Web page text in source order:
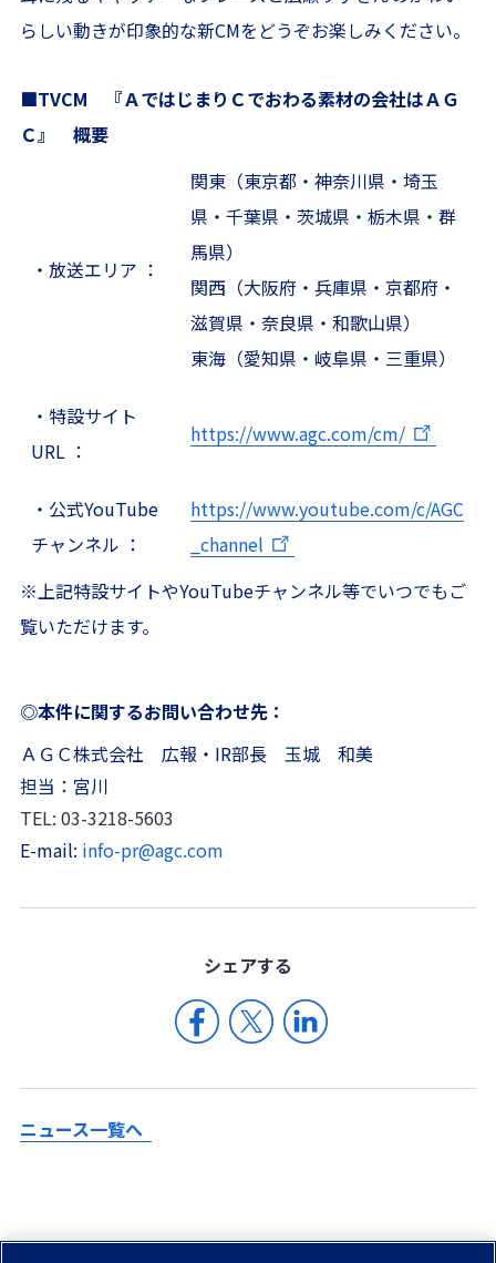
らしい動きが印象的な新CMをどうぞお楽しみください。
■TVCM 『ＡではじまりＣでおわる素材の会社はＡＧ
Ｃ』 概要
・放送エリア ：
関東（東京都・神奈川県・埼玉
県・千葉県・茨城県・栃木県・群
馬県）
関西（大阪府・兵庫県・京都府・
滋賀県・奈良県・和歌山県）
東海（愛知県・岐阜県・三重県）
・特設サイト
URL ：
https://www.agc.com/cm/
・公式YouTube
チャンネル ：
https://www.youtube.com/c/AGC
_channel
※上記特設サイトやYouTubeチャンネル等でいつでもご
覧いただけます。
◎本件に関するお問い合わせ先：
ＡＧＣ株式会社 広報・IR部長 玉城 和美
担当：宮川
TEL: 03-3218-5603
E-mail: info-pr@agc.com
シェアする
ニュース一覧へ